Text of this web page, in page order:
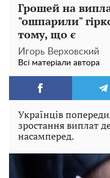
Грошей на
"ошпарили"
тому, що є
Игорь Верховский
Всі матеріали автора
Українців
зростання виплат
насамперед.